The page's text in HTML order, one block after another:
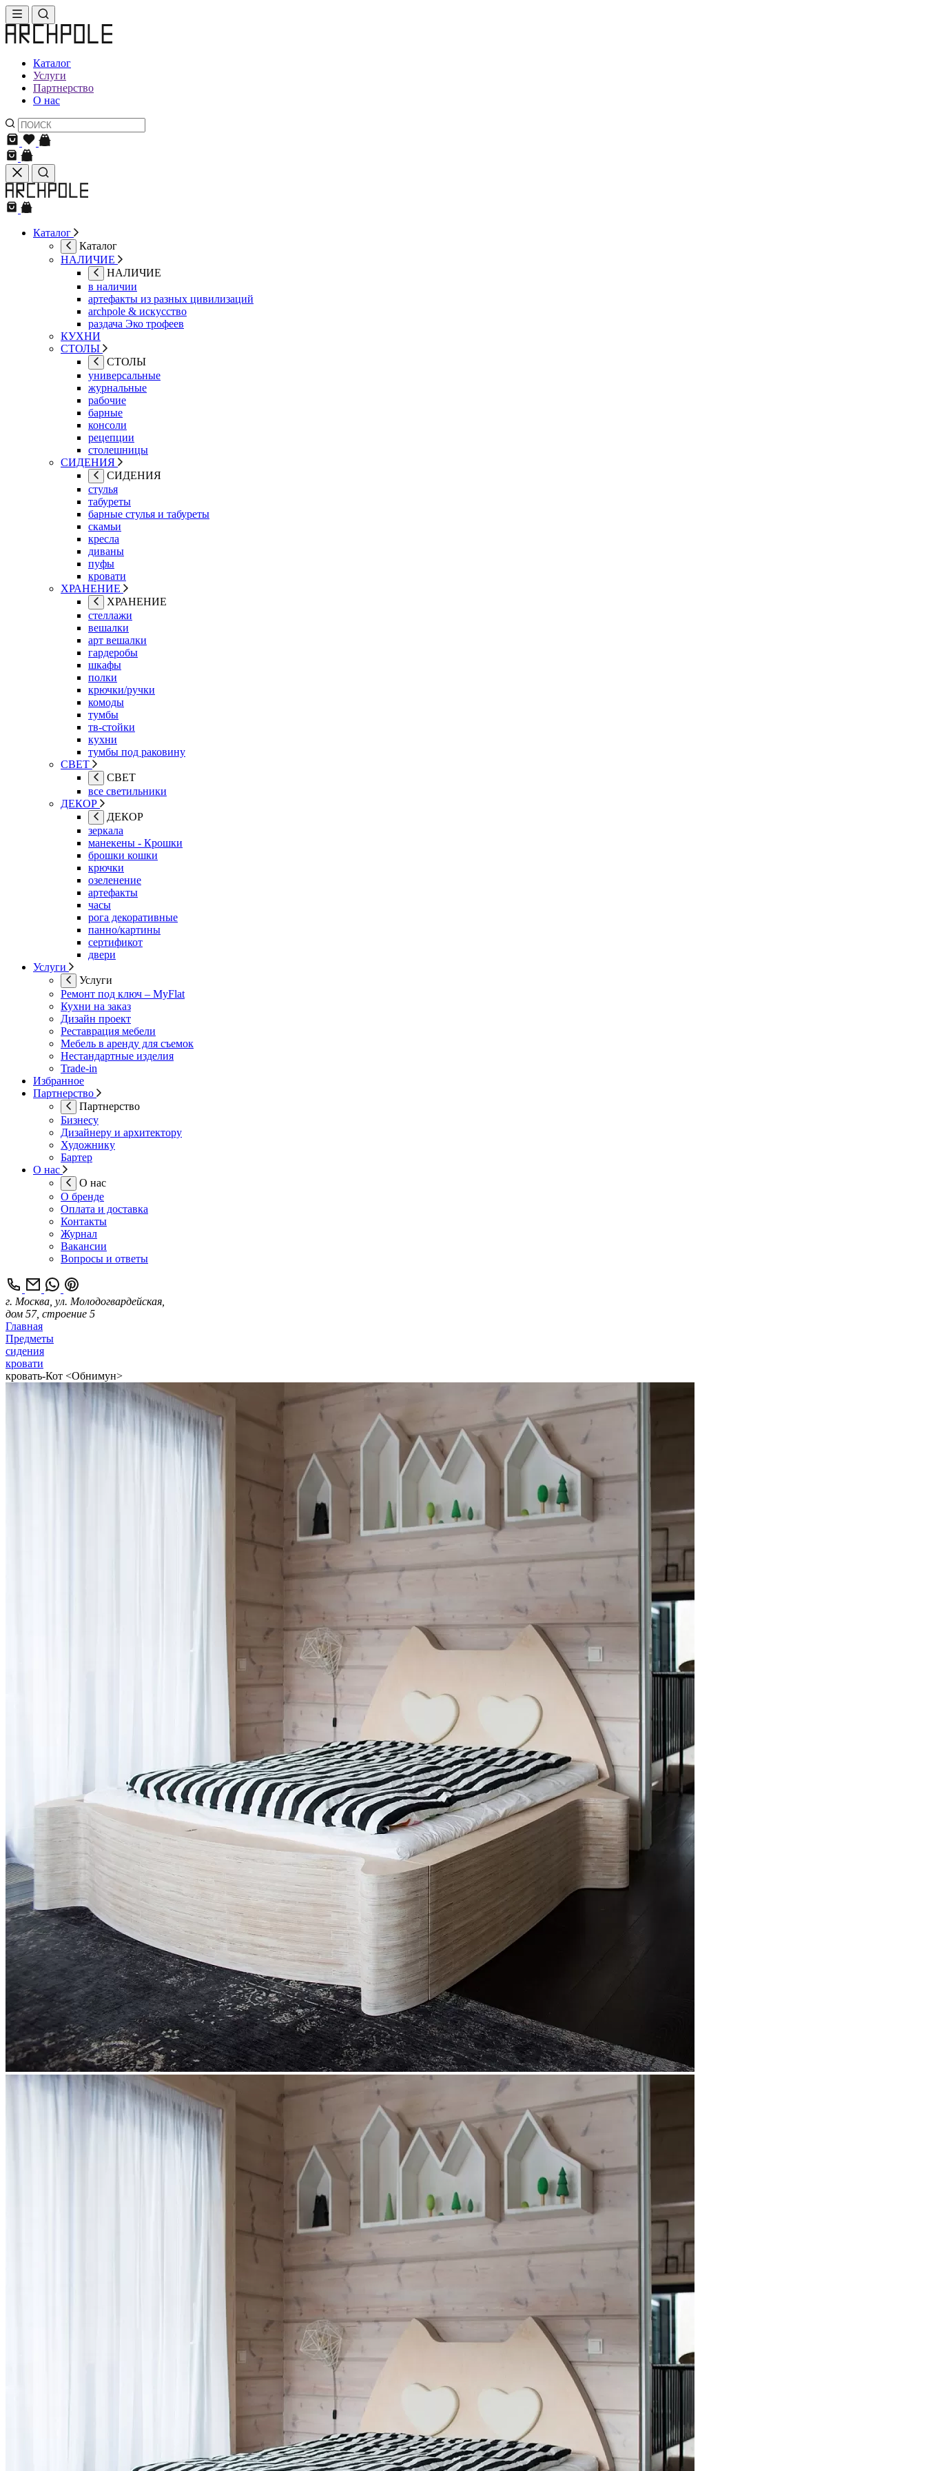
Каталог
Услуги
Партнерство
О нас
Каталог
Каталог
НАЛИЧИЕ
НАЛИЧИЕ
в наличии
артефакты из разных цивилизаций
archpole & искусство
раздача Эко трофеев
КУХНИ
СТОЛЫ
СТОЛЫ
универсальные
журнальные
рабочие
барные
консоли
рецепции
столешницы
СИДЕНИЯ
СИДЕНИЯ
стулья
табуреты
барные стулья и табуреты
скамьи
кресла
диваны
пуфы
кровати
ХРАНЕНИЕ
ХРАНЕНИЕ
стеллажи
вешалки
арт вешалки
гардеробы
шкафы
полки
крючки/ручки
комоды
тумбы
тв-стойки
кухни
тумбы под раковину
СВЕТ
СВЕТ
все светильники
ДЕКОР
ДЕКОР
зеркала
манекены - Крошки
брошки кошки
крючки
озеленение
артефакты
часы
рога декоративные
панно/картины
сертификот
двери
Услуги
Услуги
Ремонт под ключ – MyFlat
Кухни на заказ
Дизайн проект
Реставрация мебели
Мебель в аренду для съемок
Нестандартные изделия
Trade-in
Избранное
Партнерство
Партнерство
Бизнесу
Дизайнеру и архитектору
Художнику
Бартер
О нас
О нас
О бренде
Оплата и доставка
Контакты
Журнал
Вакансии
Вопросы и ответы
г. Москва, ул. Молодогвардейская,
дом 57, строение 5
Главная
Предметы
сидения
кровати
кровать-Кот <Обнимун>